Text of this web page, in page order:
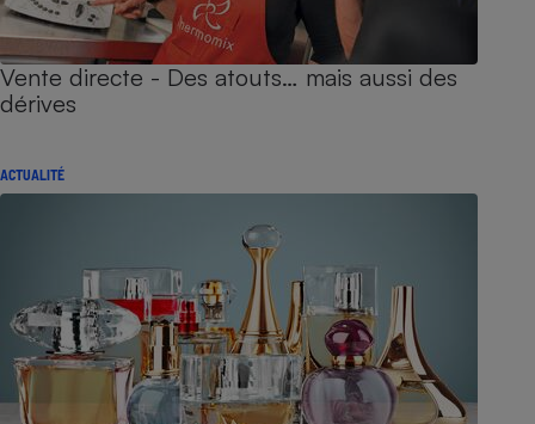
Vente directe - Des atouts… mais aussi des
dérives
ACTUALITÉ